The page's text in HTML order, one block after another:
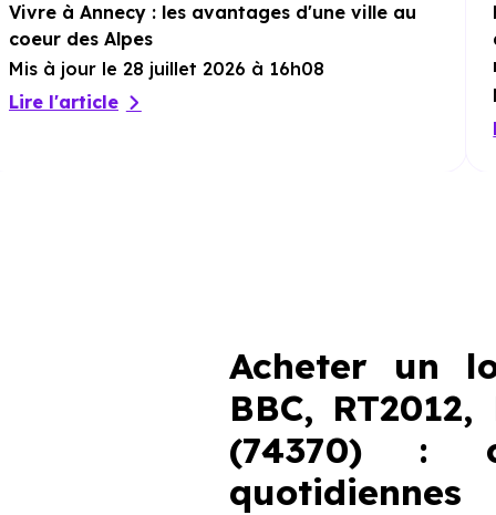
Vivre à Annecy : les avantages d'une ville au
coeur des Alpes
Mis à jour le 28 juillet 2026 à 16h08
Lire l'article
Acheter un
BBC,
(74370) :
quotidiennes